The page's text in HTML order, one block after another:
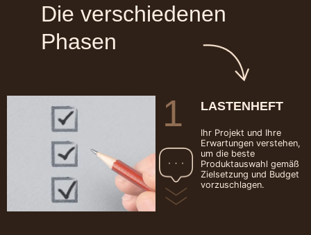
Die verschiedenen
Phasen
1 LASTENHEFT
Ihr Projekt und Ihre
Erwartungen verstehen,
um die beste
Produktauswahl gemäß
Zielsetzung und Budget
vorzuschlagen.